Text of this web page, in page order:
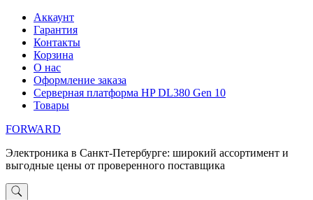
Перейти
содержимому
Аккаунт
Гарантия
Контакты
Корзина
О нас
Оформление заказа
Серверная платформа HP DL380 Gen 10
Товары
FORWARD
Электроника в Санкт-Петербурге: широкий ассортимент и
выгодные цены от проверенного поставщика